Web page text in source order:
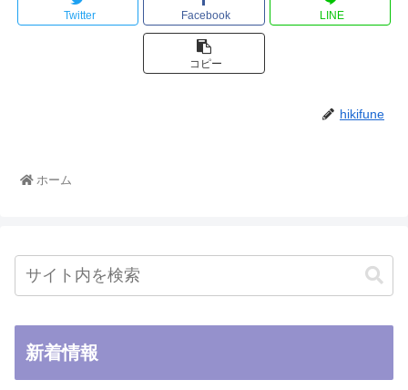
Twitter Facebook LINE
コピー
hikifune
ホーム
新着情報